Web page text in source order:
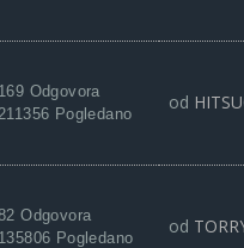
169 Odgovora
Pogledano
od
Odgovora
135806 Pogledano
od